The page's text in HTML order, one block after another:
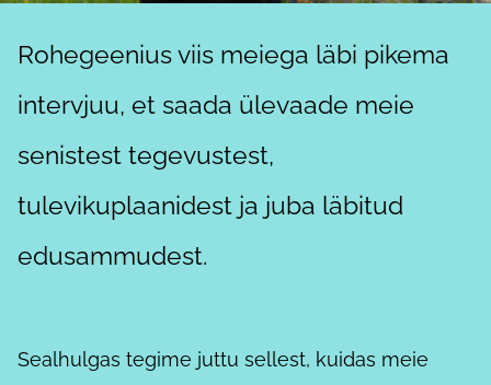
Rohegeenius viis meiega läbi pikema
intervjuu, et saada ülevaade meie
senistest tegevustest,
tulevikuplaanidest ja juba läbitud
edusammudest.
Sealhulgas tegime juttu sellest, kuidas meie